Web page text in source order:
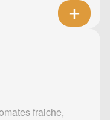
fraiche,